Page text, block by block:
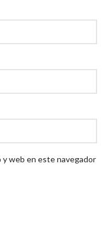
web en este navegador